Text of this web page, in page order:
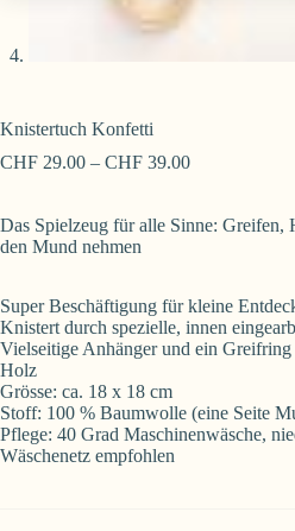
Knistertuch Konfetti
CHF 29.00 – CHF 39.00
Das Spielzeug für alle Sinne: Greifen,
den Mund nehmen
Super Beschäftigung für kleine
Knistert durch spezielle, innen
Vielseitige Anhänger und ein Greifring
Holz
Grösse: ca. 18 x 18 cm
Stoff: 100 % Baumwolle (eine Seite
Pflege: 40 Grad Maschinenwäsche,
Wäschenetz empfohlen